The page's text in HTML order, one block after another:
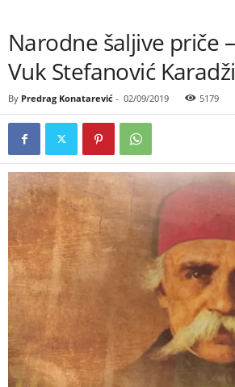
Narodne šaljive priče
Vuk Stefanović
By Predrag Konatarević - 02/09/2019 5179